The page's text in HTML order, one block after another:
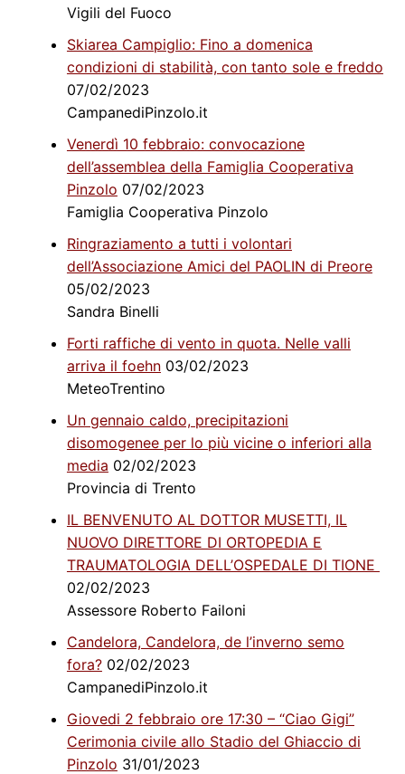
Vigili del Fuoco
Skiarea Campiglio: Fino a domenica
condizioni di stabilità, con tanto sole e freddo
07/02/2023
CampanediPinzolo.it
Venerdì 10 febbraio: convocazione
dell’assemblea della Famiglia Cooperativa
Pinzolo 07/02/2023
Famiglia Cooperativa Pinzolo
Ringraziamento a tutti i volontari
dell’Associazione Amici del PAOLIN di Preore
05/02/2023
Sandra Binelli
Forti raffiche di vento in quota. Nelle valli
arriva il foehn03/02/2023
MeteoTrentino
Un gennaio caldo, precipitazioni
disomogenee per lo più vicine o inferiori alla
media 02/02/2023
Provincia di Trento
IL BENVENUTO AL DOTTOR MUSETTI, IL
NUOVO DIRETTORE DI ORTOPEDIA E
TRAUMATOLOGIA DELL’OSPEDALE DI TIONE
02/02/2023
Assessore Roberto Failoni
Candelora, Candelora, de l’inverno semo
fora?02/02/2023
CampanediPinzolo.it
Giovedi 2 febbraio ore 17:30 – “Ciao Gigi”
Cerimonia civile allo Stadio del Ghiaccio di
Pinzolo 31/01/2023